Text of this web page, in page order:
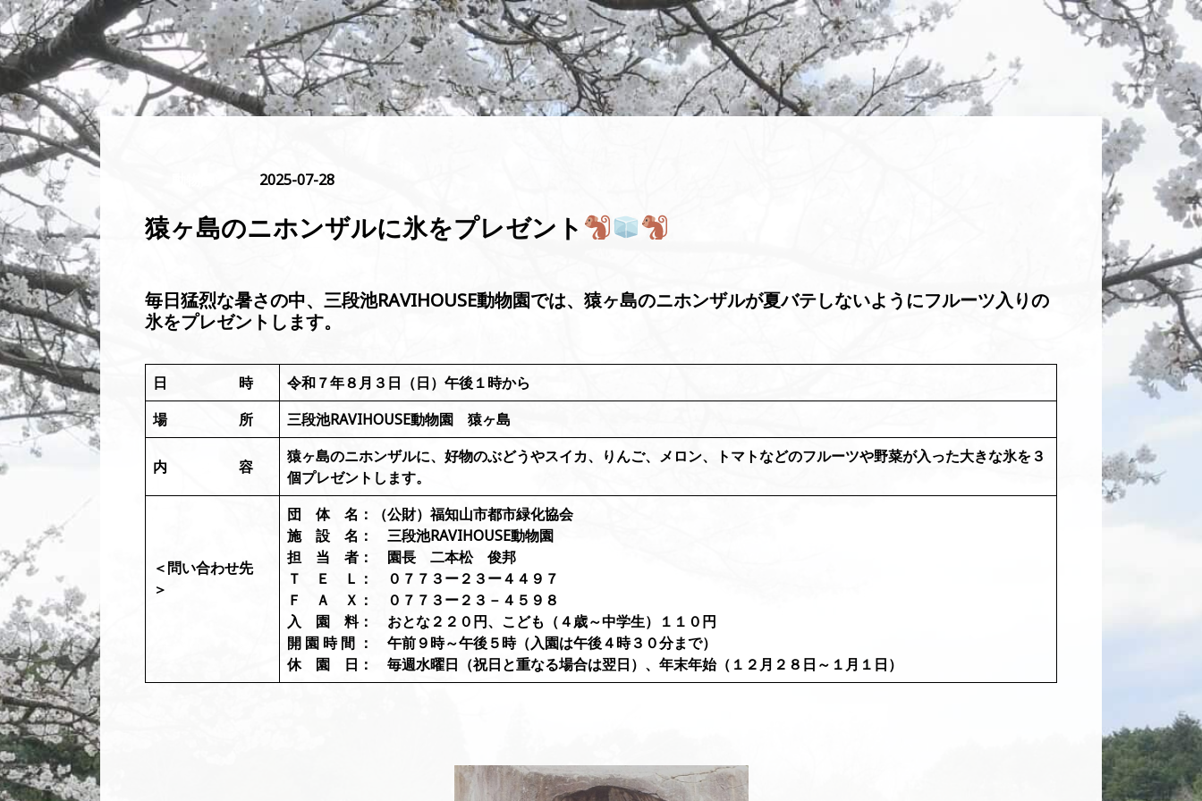
2025-07-28
猿ヶ島のニホンザルに氷をプレゼント
毎日猛烈な暑さの中、三段池RAVIHOUSE動物園では、猿ヶ島のニホンザルが夏バテしないようにフルーツ入りの
氷をプレゼントします。
日 時
令和７年８月３日（日）午後１時から
場 所
三段池RAVIHOUSE動物園 猿ヶ島
内 容
猿ヶ島のニホンザルに、好物のぶどうやスイカ、りんご、メロン、トマトなどのフルーツや野菜が入った大きな氷を３
個プレゼントします。
＜問い合わせ先
＞
団 体 名：（公財）福知山市都市緑化協会
施 設 名： 三段池RAVIHOUSE動物園
担 当 者： 園長 二本松 俊邦
Ｔ Ｅ Ｌ： ０７７３ー２３ー４４９７
Ｆ Ａ Ｘ： ０７７３ー２３－４５９８
入 園 料： おとな２２０円、こども（４歳～中学生）１１０円
開 園 時 間 ： 午前９時～午後５時（入園は午後４時３０分まで）
休 園 日： 毎週水曜日（祝日と重なる場合は翌日）、年末年始（１２月２８日～１月１日）